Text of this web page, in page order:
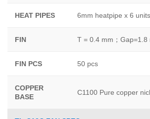
HEAT PIPES 6mm heatpipe x 6 units
FIN T = 0.4 mm；Gap=1.8
FIN PCS 50 pcs
COPPER
BASE
C1100 Pure copper